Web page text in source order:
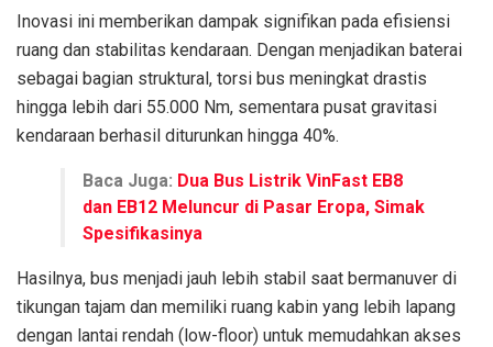
Inovasi ini memberikan dampak signifikan pada efisiensi
ruang dan stabilitas kendaraan. Dengan menjadikan baterai
sebagai bagian struktural, torsi bus meningkat drastis
hingga lebih dari 55.000 Nm, sementara pusat gravitasi
kendaraan berhasil diturunkan hingga 40%.
Baca Juga: Dua Bus Listrik VinFast EB8
dan EB12 Meluncur di Pasar Eropa, Simak
Spesifikasinya
Hasilnya, bus menjadi jauh lebih stabil saat bermanuver di
tikungan tajam dan memiliki ruang kabin yang lebih lapang
dengan lantai rendah (low-floor) untuk memudahkan akses